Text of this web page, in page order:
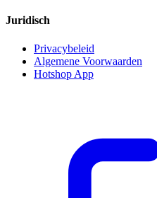
Juridisch
Privacybeleid
Algemene Voorwaarden
Hotshop App